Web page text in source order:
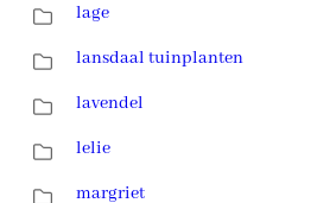
lage
lansdaal tuinplanten
lavendel
lelie
margriet